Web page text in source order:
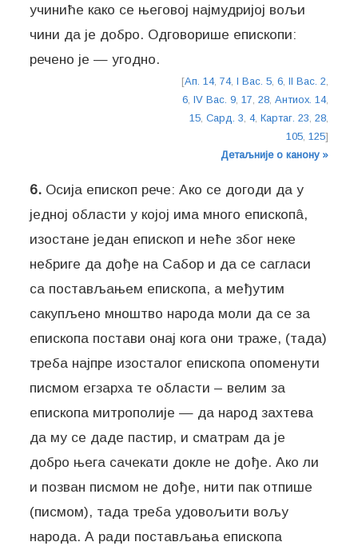
учиниће како се његовој најмудријој вољи
чини да је добро. Одговорише епископи:
речено је — угодно.
[Ап. 14, 74, I Вас. 5, 6, II Вас. 2
6, IV Вас. 9, 17 28, Антиох. 14,
15, Сард. 3 4, Картаг. 23 28,
105, 125]
Детаљније о канону »
6. Осија епископ рече: Ако се догоди да у
једној области у којој има много епископâ,
изостане један епископ и неће због неке
небриге да дође на Сабор и да се сагласи
са постављањем епископа, а међутим
сакупљено мноштво народа моли да се за
епископа постави онај кога они траже, (тада)
треба најпре изосталог епископа опоменути
писмом егзарха те области – велим за
епископа митрополије — да народ захтева
да му се даде пастир, и сматрам да је
добро њега сачекати докле не дође. Ако ли
и позван писмом не дође, нити пак отпише
(писмом), тада треба удовољити вољу
народа. А ради постављања епископа